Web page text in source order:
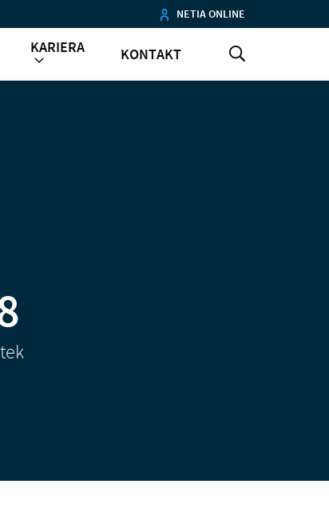
NETIA ONLINE
KARIERA KONTAKT